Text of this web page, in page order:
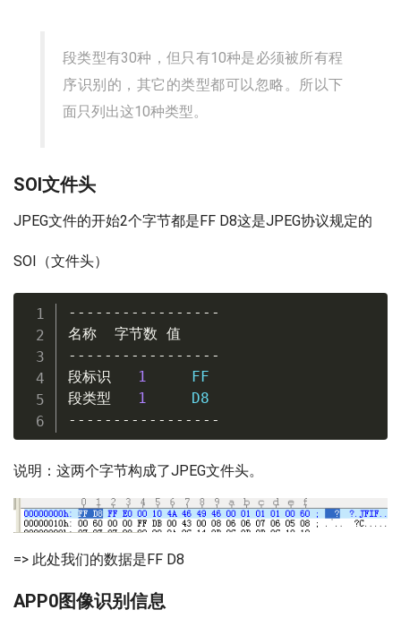
段类型有30种，但只有10种是必须被所有程
序识别的，其它的类型都可以忽略。所以下
面只列出这10种类型。
SOI文件头
JPEG文件的开始2个字节都是FF D8这是JPEG协议规定的
SOI（文件头）
-----------------
名称
字节数 值
-----------------
段标识
1
段类型
1
-----------------
说明：这两个字节构成了JPEG文件头。
=> 此处我们的数据是FF D8
APP0图像识别信息